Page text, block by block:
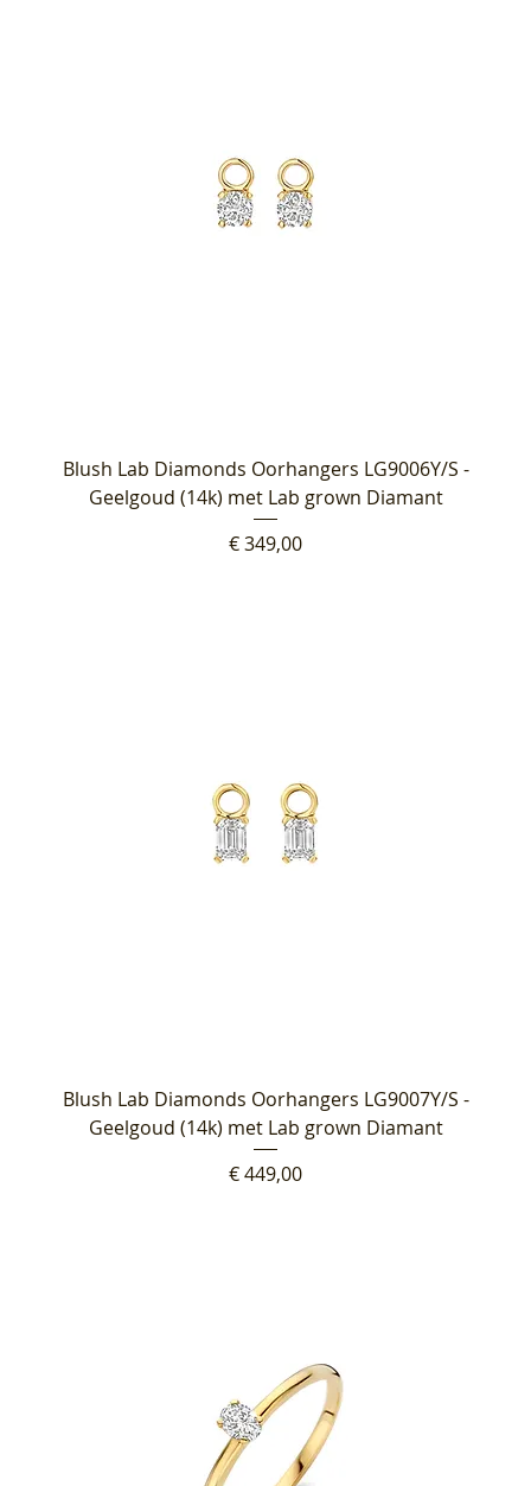
Blush Lab Diamonds Oorhangers LG9006Y/S -
Geelgoud (14k) met Lab grown Diamant
Prijs
€ 349,00
Blush Lab Diamonds Oorhangers LG9007Y/S -
Geelgoud (14k) met Lab grown Diamant
Prijs
€ 449,00